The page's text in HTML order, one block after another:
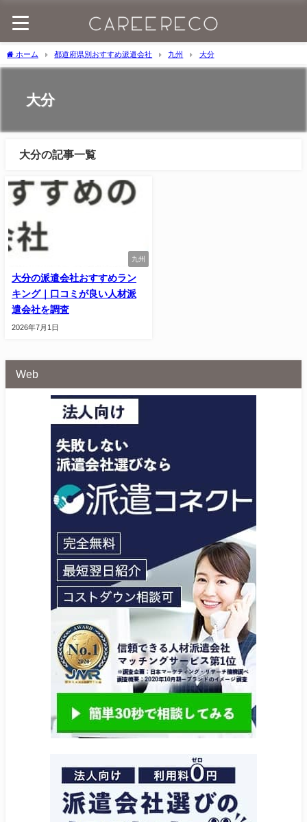
ホーム 都道府県別おすすめ派遣会社 九州 大分
大分
大分の記事一覧
九州
大分の派遣会社おすすめラン
キング｜口コミが良い人材派
遣会社を調査
2026年7月1日
Web